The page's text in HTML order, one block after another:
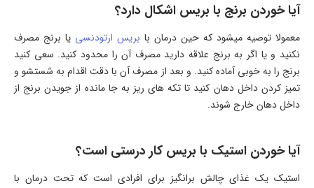
آیا خوردن برنج با بریس اشکال دارد؟
معمولا توصیه میشود که حین درمان با بریس ارتودنسی یا برنج مصرف
نکنید و یا اگر به برنج علاقه دارید مصرف آن را محدود کنید. سعی کنید
برنج را به خوبی آماده کنید. و بعد از مصرف آن با دقت اقدام به شستشو و
تمیز کردن داخل دهان کنید تا تکه های ریز به جا مانده از جویدن برنج از
داخل دهان خارج شوند.
آیا خوردن استیک با بریس کار درستی است؟
استیک یک غذای چالش برانگیز برای افرادی است که تحت درمان با